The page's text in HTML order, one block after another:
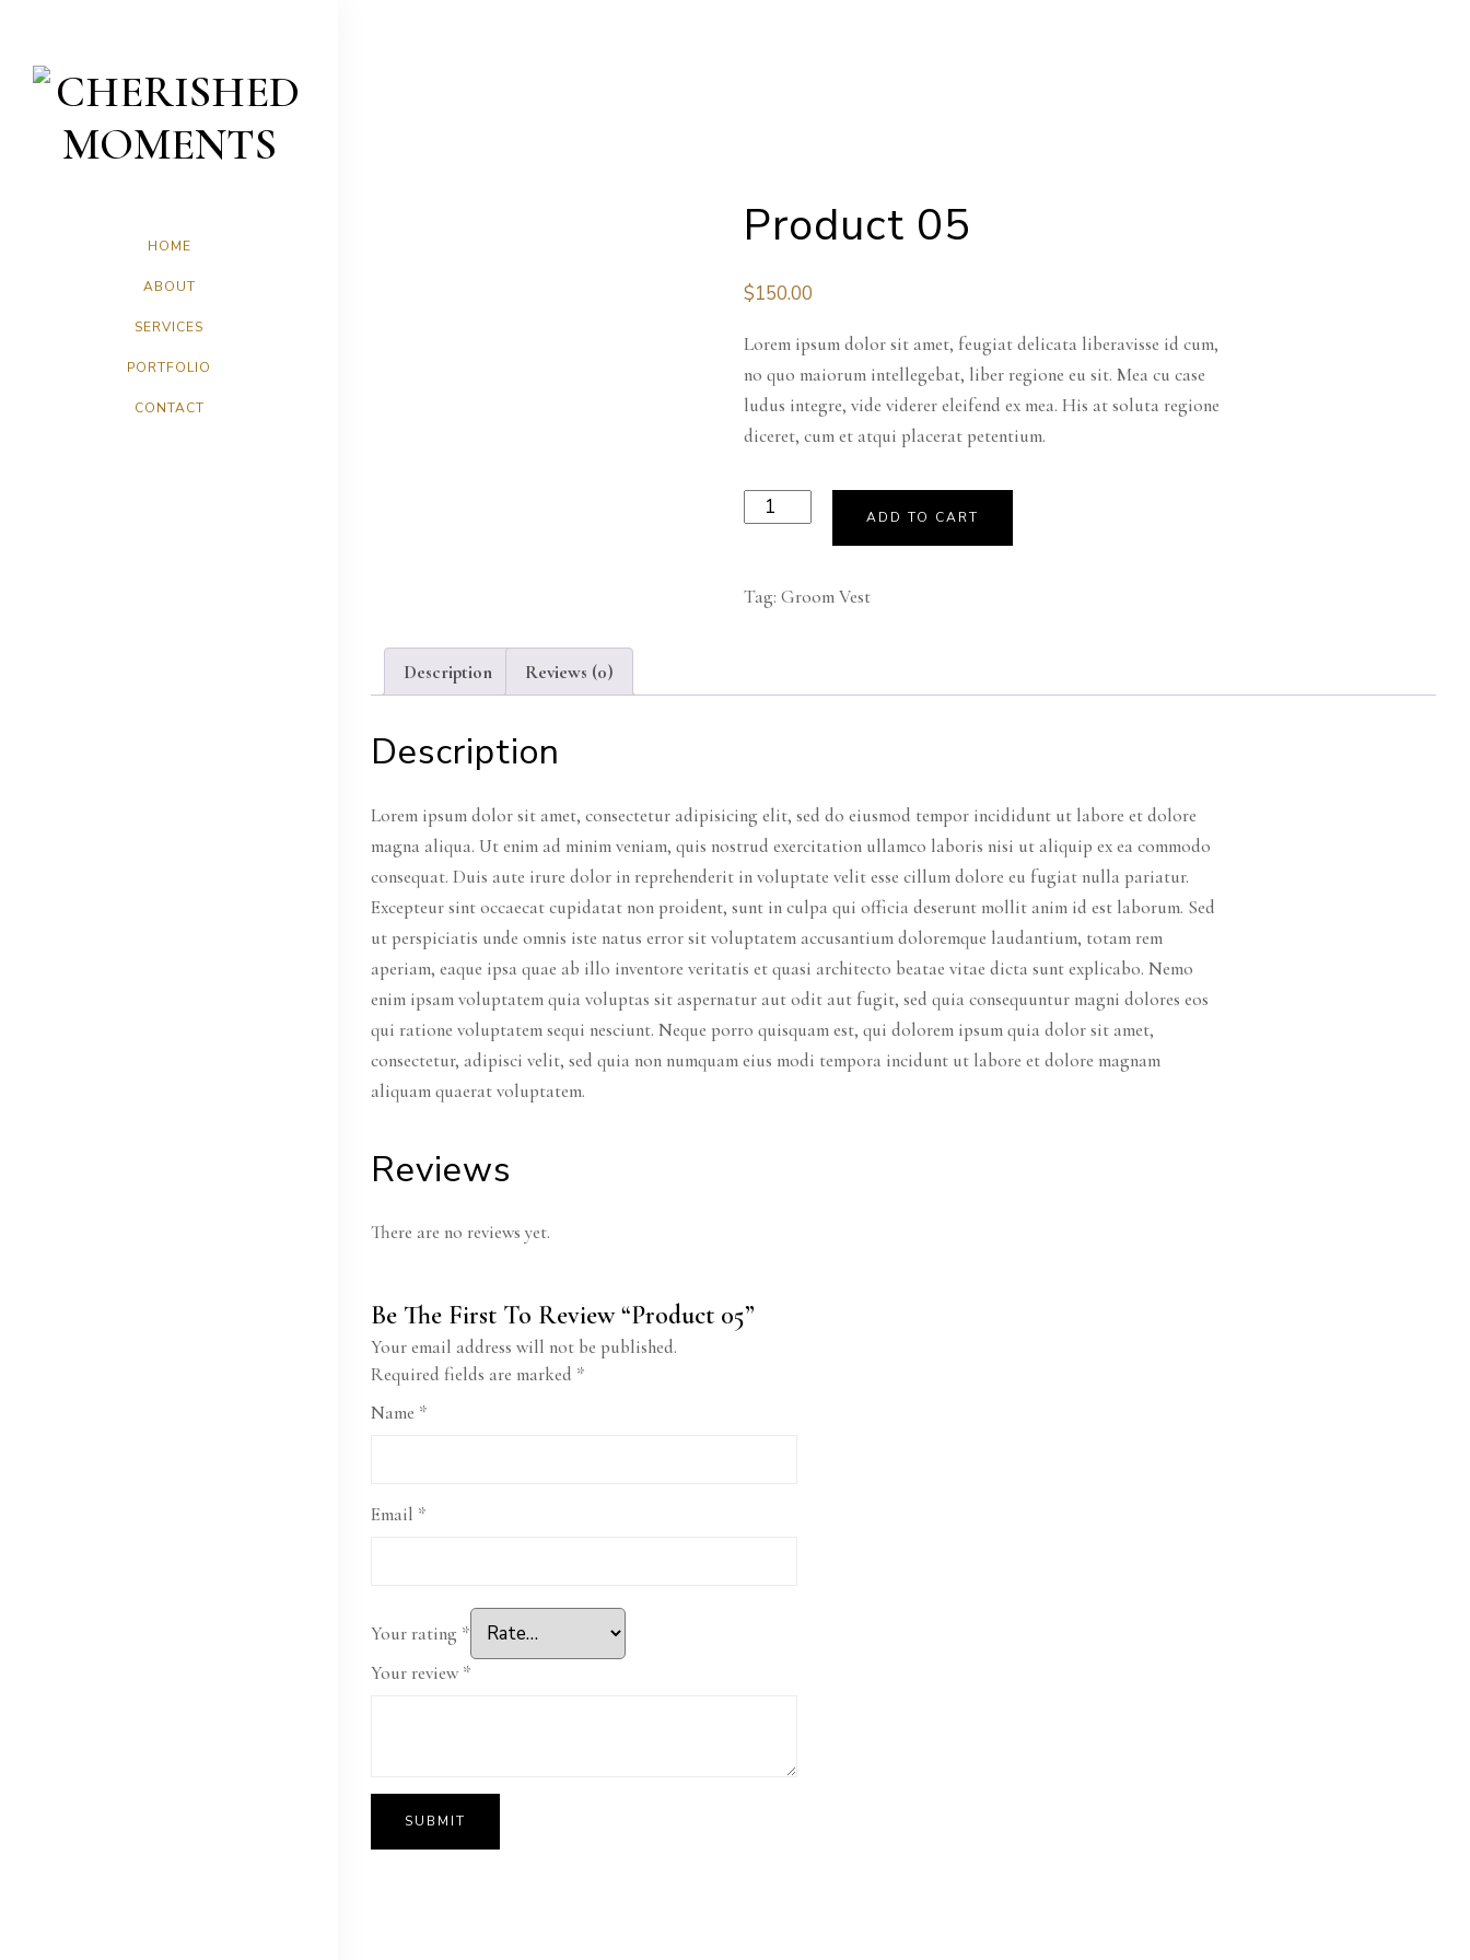
HOME
ABOUT
SERVICES
PORTFOLIO
CONTACT
Product 05
$150.00
Lorem ipsum dolor sit amet, feugiat delicata liberavisse id cum,
no quo maiorum intellegebat, liber regione eu sit. Mea cu case
ludus integre, vide viderer eleifend ex mea. His at soluta regione
diceret, cum et atqui placerat petentium.
Product
05
ADD TO CART
Tag:Groom Vest
Description Reviews (0)
Description
Lorem ipsum dolor sit amet, consectetur adipisicing elit, sed do eiusmod tempor incididunt ut labore et dolore
magna aliqua. Ut enim ad minim veniam, quis nostrud exercitation ullamco laboris nisi ut aliquip ex ea commodo
consequat. Duis aute irure dolor in reprehenderit in voluptate velit esse cillum dolore eu fugiat nulla pariatur.
Excepteur sint occaecat cupidatat non proident, sunt in culpa qui officia deserunt mollit anim id est laborum. Sed
ut perspiciatis unde omnis iste natus error sit voluptatem accusantium doloremque laudantium, totam rem
aperiam, eaque ipsa quae ab illo inventore veritatis et quasi architecto beatae vitae dicta sunt explicabo. Nemo
enim ipsam voluptatem quia voluptas sit aspernatur aut odit aut fugit, sed quia consequuntur magni dolores eos
qui ratione voluptatem sequi nesciunt. Neque porro quisquam est, qui dolorem ipsum quia dolor sit amet,
consectetur, adipisci velit, sed quia non numquam eius modi tempora incidunt ut labore et dolore magnam
aliquam quaerat voluptatem.
Reviews
There are no reviews yet.
Be The First To Review “Product 05”
Your email address will not be published.
Required fields are marked *
Name *
Email *
Your rating *
Your review *